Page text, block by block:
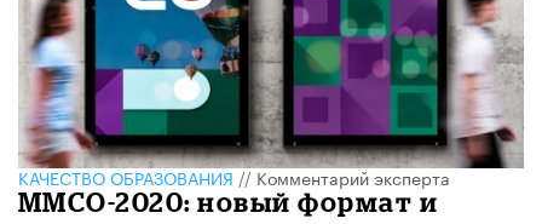
КАЧЕСТВО ОБРАЗОВАНИЯ//Комментарий эксперта
ММСО-2020: новый формат и